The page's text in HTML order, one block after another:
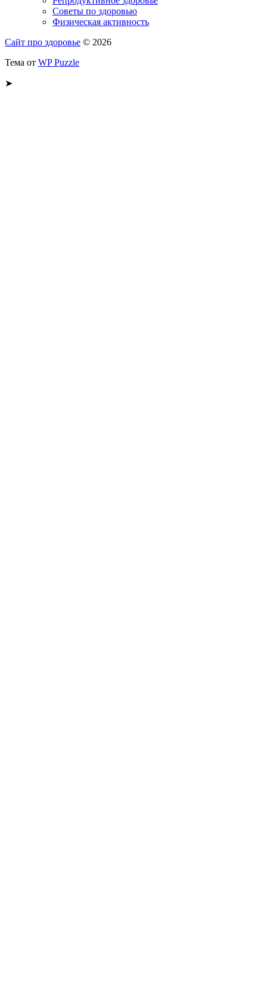
Советы по здоровью
Физическая активность
Сайт про здоровье © 2026
Тема от WP Puzzle
➤